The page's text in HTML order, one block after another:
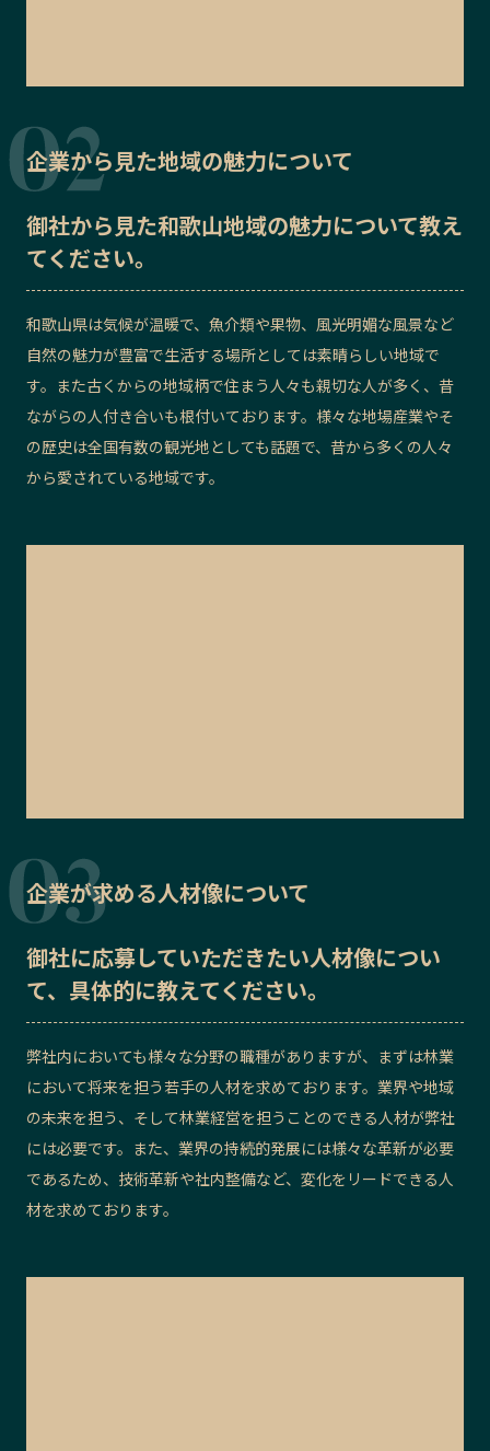
企業から見た地域の魅力について
御社から見た和歌山地域の魅力について教え
てください。
和歌山県は気候が温暖で、魚介類や果物、風光明媚な風景など
自然の魅力が豊富で生活する場所としては素晴らしい地域で
す。また古くからの地域柄で住まう人々も親切な人が多く、昔
ながらの人付き合いも根付いております。様々な地場産業やそ
の歴史は全国有数の観光地としても話題で、昔から多くの人々
から愛されている地域です。
企業が求める人材像について
御社に応募していただきたい人材像につい
て、具体的に教えてください。
弊社内においても様々な分野の職種がありますが、まずは林業
において将来を担う若手の人材を求めております。業界や地域
の未来を担う、そして林業経営を担うことのできる人材が弊社
には必要です。また、業界の持続的発展には様々な革新が必要
であるため、技術革新や社内整備など、変化をリードできる人
材を求めております。